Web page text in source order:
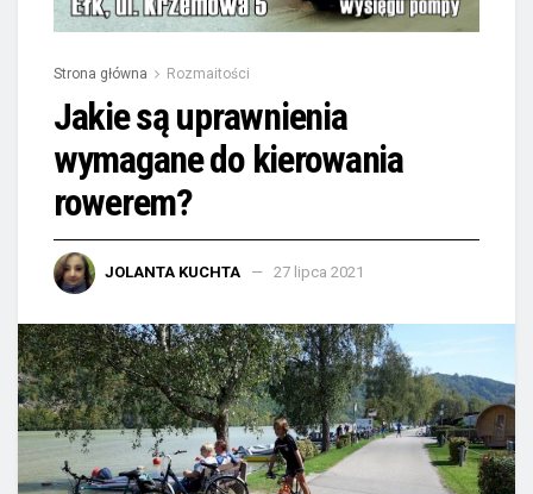
Strona główna Rozmaitości
Jakie są uprawnienia
wymagane do kierowania
rowerem?
JOLANTA KUCHTA 27 lipca 2021